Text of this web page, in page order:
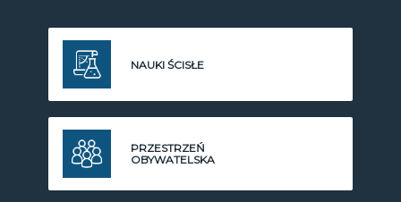
NAUKI ŚCISŁE
PRZESTRZEŃ
OBYWATELSKA